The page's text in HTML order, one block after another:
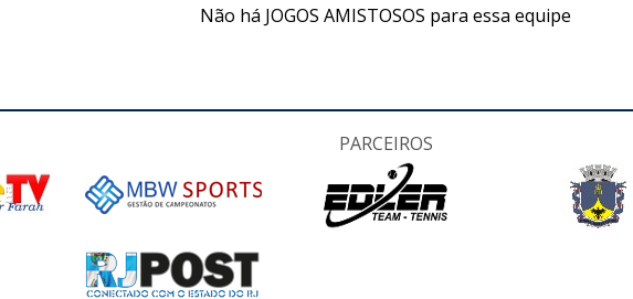
Não há JOGOS AMISTOSOS para essa equipe
PARCEIROS